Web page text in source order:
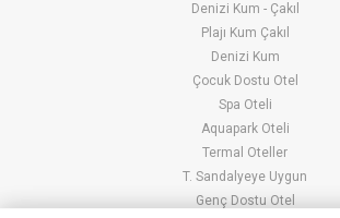
Denizi Kum - Çakıl
Plajı Kum Çakıl
Denizi Kum
Çocuk Dostu Otel
Spa Oteli
Aquapark Oteli
Termal Oteller
T. Sandalyeye Uygun
Genç Dostu Otel